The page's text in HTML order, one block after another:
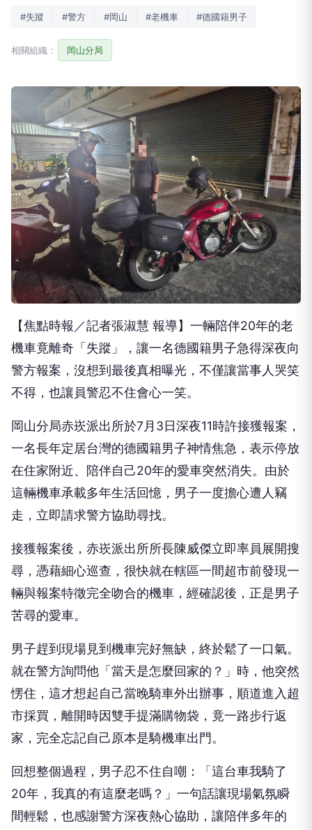
#失蹤 #警方 #岡山 #老機車 #德國籍男子
相關組織： 岡山分局
【焦點時報／記者張淑慧 報導】一輛陪伴20年的老
機車竟離奇「失蹤」，讓一名德國籍男子急得深夜向
警方報案，沒想到最後真相曝光，不僅讓當事人哭笑
不得，也讓員警忍不住會心一笑。
岡山分局赤崁派出所於7月3日深夜11時許接獲報案，
一名長年定居台灣的德國籍男子神情焦急，表示停放
在住家附近、陪伴自己20年的愛車突然消失。由於
這輛機車承載多年生活回憶，男子一度擔心遭人竊
走，立即請求警方協助尋找。
接獲報案後，赤崁派出所所長陳威傑立即率員展開搜
尋，憑藉細心巡查，很快就在轄區一間超市前發現一
輛與報案特徵完全吻合的機車，經確認後，正是男子
苦尋的愛車。
男子趕到現場見到機車完好無缺，終於鬆了一口氣。
就在警方詢問他「當天是怎麼回家的？」時，他突然
愣住，這才想起自己當晚騎車外出辦事，順道進入超
市採買，離開時因雙手提滿購物袋，竟一路步行返
家，完全忘記自己原本是騎機車出門。
回想整個過程，男子忍不住自嘲：「這台車我騎了
20年，我真的有這麼老嗎？」一句話讓現場氣氛瞬
間輕鬆，也感謝警方深夜熱心協助，讓陪伴多年的